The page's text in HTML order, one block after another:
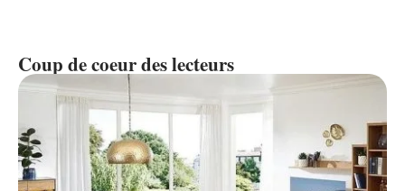
Coup de coeur des lecteurs